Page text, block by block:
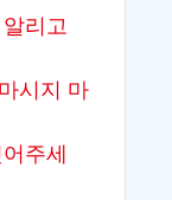
리고
시지 마
주세